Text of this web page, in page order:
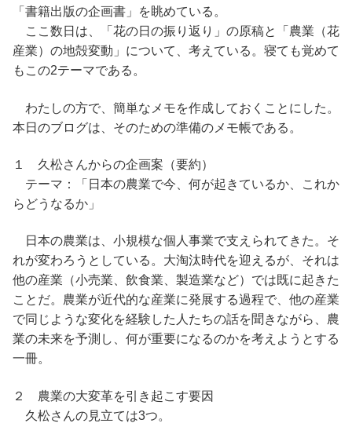
「書籍出版の企画書」を眺めている。
ここ数日は、「花の日の振り返り」の原稿と「農業（花
産業）の地殻変動」について、考えている。寝ても覚めて
もこの2テーマである。
わたしの方で、簡単なメモを作成しておくことにした。
本日のブログは、そのための準備のメモ帳である。
１ 久松さんからの企画案（要約）
テーマ：「日本の農業で今、何が起きているか、これか
らどうなるか」
日本の農業は、小規模な個人事業で支えられてきた。そ
れが変わろうとしている。大淘汰時代を迎えるが、それは
他の産業（小売業、飲食業、製造業など）では既に起きた
ことだ。農業が近代的な産業に発展する過程で、他の産業
で同じような変化を経験した人たちの話を聞きながら、農
業の未来を予測し、何が重要になるのかを考えようとする
一冊。
２ 農業の大変革を引き起こす要因
久松さんの見立ては3つ。